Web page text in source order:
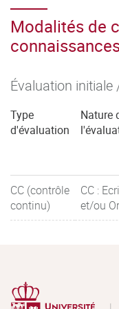
Modalités de
Évaluation
Type
d'évaluation
Nature
CC (contrôle
continu)
CC :
et/ou